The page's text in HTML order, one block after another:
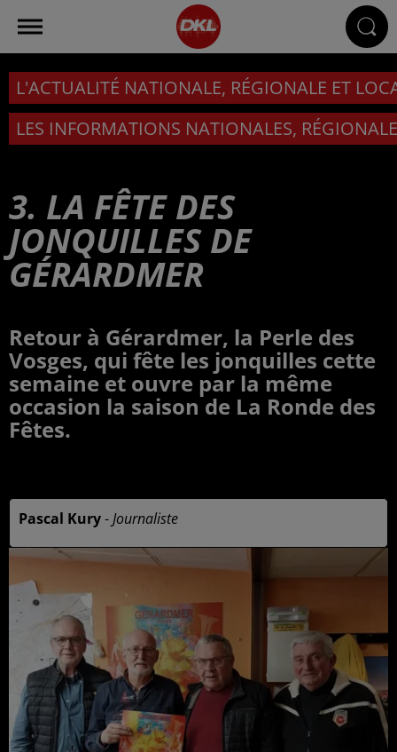
L'ACTUALITÉ NATIONALE, RÉGIONALE ET
LES INFORMATIONS NATIONALES,
3. LA FÊTE DES
JONQUILLES DE
GÉRARDMER
Retour à Gérardmer, la Perle des
Vosges, qui fête les jonquilles cette
semaine et ouvre par la même
occasion la saison de La Ronde des
Fêtes.
Pascal Kury-Journaliste